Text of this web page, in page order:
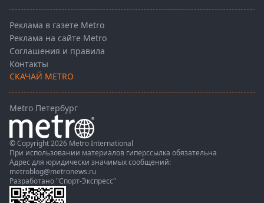
Реклама в газете Metro
Реклама на сайте Metro
Соглашения и правила
Контакты
СКАЧАЙ METRO
Metro Петербург
© Copyright 2026 Metro International
При использовании материалов гиперссылка обязательна
Адрес для юридически значимых сообщений:
metroblog@metronews.ru
Разработано "Спорт-Экспресс"